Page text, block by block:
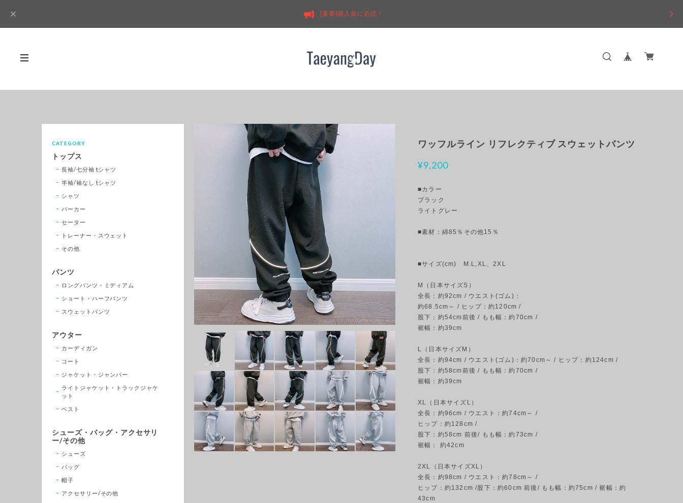
[重要]購入前に必読！
ワッフルライン リフレクティブ スウェットパンツ
¥9,200
■カラー
ブラック
ライトグレー
■素材：綿85％その他15％
■サイズ(cm) M.L,XL、2XL
M（日本サイズS）
全長：約92cm / ウエスト(ゴム)：
約68.5cm～ / ヒップ：約120cm /
股下：約54cm前後 / もも幅：約70cm /
裾幅：約39cm
L（日本サイズM）
全長：約94cm / ウエスト(ゴム)：約70cm～ / ヒップ：約124cm /
股下：約58cm前後 / もも幅：約70cm /
裾幅：約39cm
XL（日本サイズL）
全長：約96cm / ウエスト：約74cm～ /
ヒップ：約128cm /
股下：約58cm 前後/ もも幅：約73cm /
裾幅： 約42cm
2XL（日本サイズXL）
全長：約98cm / ウエスト：約78cm～ /
ヒップ：約132cm /股下：約60cm 前後/ もも幅：約75cm / 裾幅：約
43cm
CATEGORY
トップス
長袖/七分袖 tシャツ
半袖/袖なし tシャツ
シャツ
パーカー
セーター
トレーナー・スウェット
その他
パンツ
ロングパンツ・ミディアム
ショート・ハーフパンツ
スウェットパンツ
アウター
カーディガン
コート
ジャケット・ジャンパー
ライトジャケット・トラックジャケ
ット
ベスト
シューズ・バッグ・アクセサリ
ー/その他
シューズ
バッグ
帽子
アクセサリー/その他